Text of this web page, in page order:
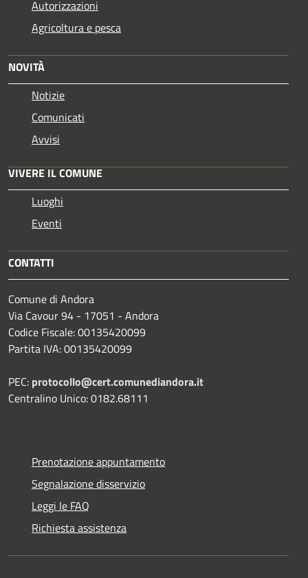
Autorizzazioni
Agricoltura e pesca
NOVITÀ
Notizie
Comunicati
Avvisi
VIVERE IL COMUNE
Luoghi
Eventi
CONTATTI
Comune di Andora
Via Cavour 94 - 17051 - Andora
Codice Fiscale: 00135420099
Partita IVA: 00135420099
PEC: protocollo@cert.comunediandora.it
Centralino Unico: 0182.68111
Prenotazione appuntamento
Segnalazione disservizio
Leggi le FAQ
Richiesta assistenza